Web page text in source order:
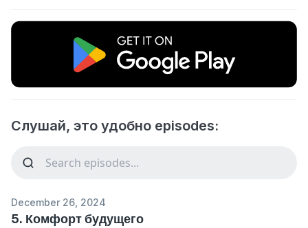
Слушай, это удобно episodes:
December 26, 2024
5. Комфорт будущего